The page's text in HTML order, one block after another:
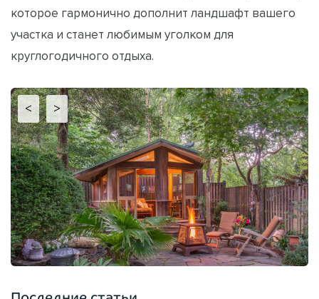
которое гармонично дополнит ландшафт вашего
участка и станет любимым уголком для
круглогодичного отдыха.
< >